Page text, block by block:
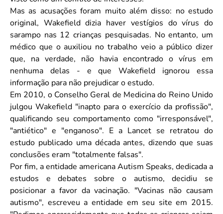
Mas as acusações foram muito além disso: no estudo
original, Wakefield dizia haver vestígios do vírus do
sarampo nas 12 crianças pesquisadas. No entanto, um
médico que o auxiliou no trabalho veio a público dizer
que, na verdade, não havia encontrado o vírus em
nenhuma delas - e que Wakefield ignorou essa
informação para não prejudicar o estudo.
Em 2010, o Conselho Geral de Medicina do Reino Unido
julgou Wakefield "inapto para o exercício da profissão",
qualificando seu comportamento como "irresponsável",
"antiético" e "enganoso". E a Lancet se retratou do
estudo publicado uma década antes, dizendo que suas
conclusões eram "totalmente falsas".
Por fim, a entidade americana Autism Speaks, dedicada a
estudos e debates sobre o autismo, decidiu se
posicionar a favor da vacinação. "Vacinas não causam
autismo", escreveu a entidade em seu site em 2015.